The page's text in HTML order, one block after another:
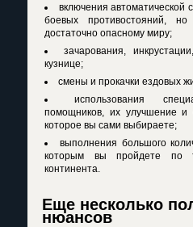
включения автоматической
боевых противостояний,
достаточно опасному миру;
зачарования,
кузнице;
смены и прокачки ездовых
использования
помощников, их улучшение и
которое вы сами выбираете;
выполнения большого
которым вы пройдете по
континента.
Еще несколько
нюансов